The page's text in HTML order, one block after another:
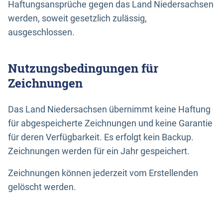
Haftungsansprüche gegen das Land Niedersachsen
werden, soweit gesetzlich zulässig,
ausgeschlossen.
Nutzungsbedingungen für
Zeichnungen
Das Land Niedersachsen übernimmt keine Haftung
für abgespeicherte Zeichnungen und keine Garantie
für deren Verfügbarkeit. Es erfolgt kein Backup.
Zeichnungen werden für ein Jahr gespeichert.
Zeichnungen können jederzeit vom Erstellenden
gelöscht werden.